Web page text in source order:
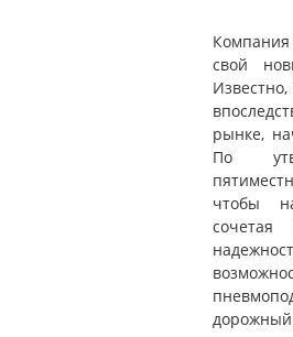
Компания
свой
рынке,
По
чтобы
сочетая